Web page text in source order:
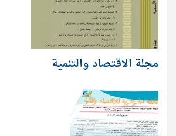
مجلة الاقتصاد والتنمية